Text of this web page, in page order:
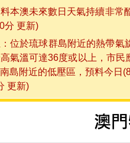
本澳未來數日天氣持續非
分 更新)
位於琉球群島附近的熱帶
氣溫可達36度或以上，市
島附近的低壓區，預料今日
更新)